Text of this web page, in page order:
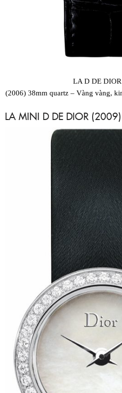
LA D DE
(2006) 38mm quartz – Vàng vàng,
LA MINI D DE DIOR (2009)